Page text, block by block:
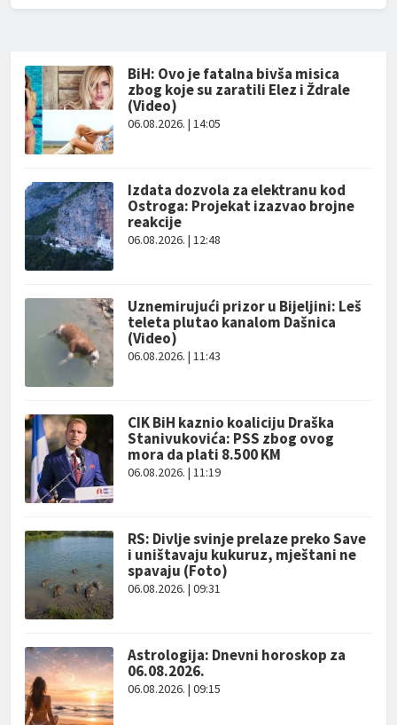
BiH: Ovo je fatalna bivša misica
zbog koje su zaratili Elez i Ždrale
(Video)
06.08.2026. | 14:05
Izdata dozvola za elektranu kod
Ostroga: Projekat izazvao brojne
reakcije
06.08.2026. | 12:48
Uznemirujući prizor u Bijeljini: Leš
teleta plutao kanalom Dašnica
(Video)
06.08.2026. | 11:43
CIK BiH kaznio koaliciju Draška
Stanivukovića: PSS zbog ovog
mora da plati 8.500 KM
06.08.2026. | 11:19
RS: Divlje svinje prelaze preko Save
i uništavaju kukuruz, mještani ne
spavaju (Foto)
06.08.2026. | 09:31
Astrologija: Dnevni horoskop za
06.08.2026.
06.08.2026. | 09:15